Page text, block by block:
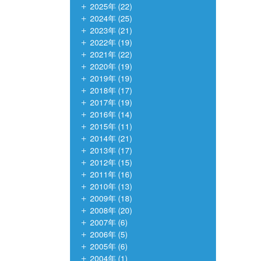
2025年 (22)
2024年 (25)
2023年 (21)
2022年 (19)
2021年 (22)
2020年 (19)
2019年 (19)
2018年 (17)
2017年 (19)
2016年 (14)
2015年 (11)
2014年 (21)
2013年 (17)
2012年 (15)
2011年 (16)
2010年 (13)
2009年 (18)
2008年 (20)
2007年 (6)
2006年 (5)
2005年 (6)
2004年 (1)